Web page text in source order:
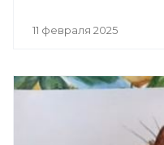
11 февраля 2025